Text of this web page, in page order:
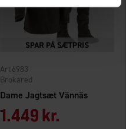
Dame Jagtsæt Vännäs
Brokared
6983
1.449 kr.